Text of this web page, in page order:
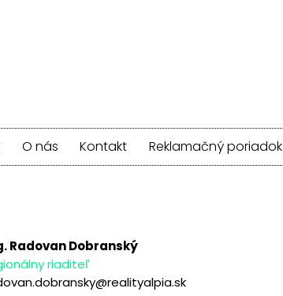
O nás Kontakt Reklamačný poriadok
Radovan Dobranský
riaditeľ